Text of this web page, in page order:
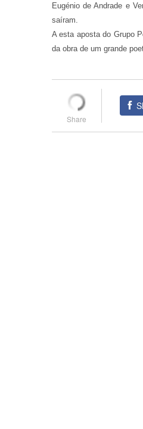
Eugénio de Andrade e
saíram.
A esta aposta do Grupo
da obra de um grande